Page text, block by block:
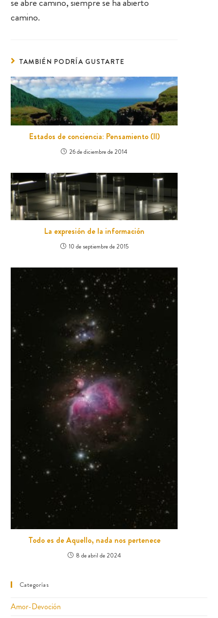
camino.
TAMBIÉN PODRÍA GUSTARTE
Estados de conciencia: Pensamiento (II)
26 de diciembre de 2014
La expresión de la información
10 de septiembre de 2015
Todo es de Aquello, nada nos pertenece
8 de abril de 2024
Categorías
Amor-Devoción